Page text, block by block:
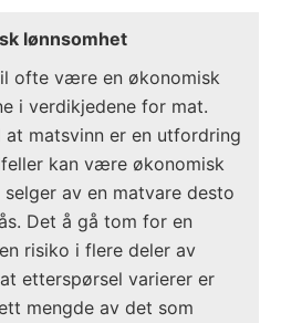
lønnsomhet
ofte være en økonomisk
i verdikjedene for mat.
matsvinn er en utfordring
kan være økonomisk
av en matvare desto
Det å gå tom for en
risiko i flere deler av
etterspørsel varierer er
mengde av det som